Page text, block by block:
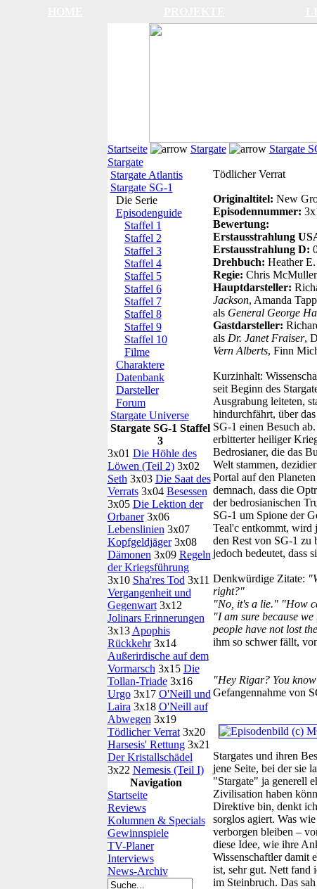
Startseite Stargate Stargate
Stargate
Stargate Atlantis
Stargate SG-1
Die Serie
Episodenguide
Staffel 1
Staffel 2
Staffel 3
Staffel 4
Staffel 5
Staffel 6
Staffel 7
Staffel 8
Staffel 9
Staffel 10
Filme
Charaktere
Datenbank
Darsteller
Forum
Stargate Universe
Stargate SG-1 Staffel
3
3x01 Die Höhle des
Löwen (Teil 2)3x02
Seth 3x03 Die Saat des
Verrats3x04 Besessen
3x05 Die Lektion der
Orbaner3x06
Lebenslinien 3x07
Kopfgeldjäger3x08
Dämonen 3x09 Regeln
der Kriegsführung
3x10 Sha'res Tod 3x11
Vergangenheit und
Gegenwart3x12
Jolinars Erinnerungen
3x13 Apophis
Rückkehr3x14
Außerirdische auf dem
Vormarsch 3x15 Die
Tollan-Triade3x16
Urgo3x17 O'Neill und
Laira 3x18 O'Neill auf
Abwegen 3x19
Tödlicher Verrat3x20
Harsesis' Rettung3x21
Der Kristallschädel
3x22 Nemesis (Teil I)
Navigation
Startseite
Reviews
Kolumnen & Specials
Gewinnspiele
TV-Planer
Interviews
News-Archiv
Tödlicher Verrat
Originaltitel: New
Episodennummer:
Bewertung:
Erstausstrahlung
Erstausstrahlung D:
Drehbuch: Heather
Regie: Chris
Hauptdarsteller:
Jackson, Amanda
als General George
Gastdarsteller:
als Dr. Janet Fraiser,
Vern Alberts, Finn
Kurzinhalt:
seit Beginn des
Ausgrabung leiteten,
hindurchfährt, über
SG-1 einen Besuch
erbitterter heiliger
Bedrosianer, die das
Welt stammen,
Portal auf den
demnach, dass die
der bedrosianischen
SG-1 um Spione der
Teal'c entkommt, wird
den Rest von SG-1 zu
jedoch bedeutet, dass
Denkwürdige Zitate:
right?"
"No, it's a lie." "How
"I am sure because
people have not lost
ihm so schwer fällt,
"Hey Rigar? You
Gefangennahme von
Stargates und ihren
jene Seite, bei der sie
"Stargate" ja generell
Zivilisation haben
Direktive bin, denkt
sorglos agiert. Was
verborgen bleiben –
diese Idee, wie ihre
Wissenschaftler damit
ist, sehr gut. Nett fand
im Steinbruch. Das